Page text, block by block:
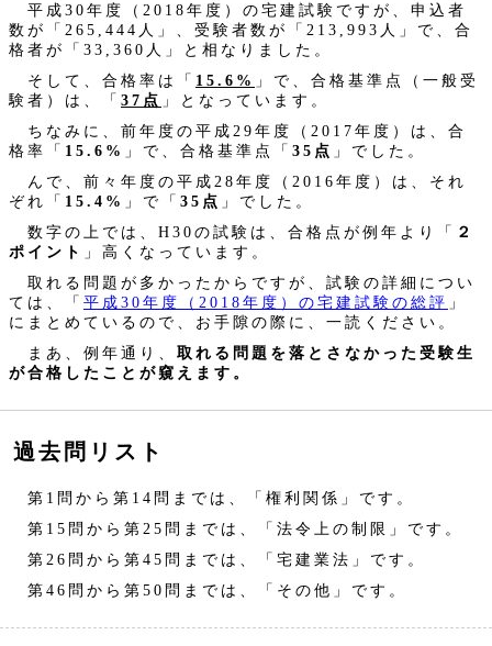
平成30年度（2018年度）の宅建試験ですが、申込者
数が「265,444人」、受験者数が「213,993人」で、合
格者が「33,360人」と相なりました。
そして、合格率は「 15.6% 」で、合格基準点（一般受
験者）は、「 37点 」となっています。
ちなみに、前年度の平成29年度（2017年度）は、合
格率「 15.6% 」で、合格基準点「 35点 」でした。
んで、前々年度の平成28年度（2016年度）は、それ
ぞれ「 15.4% 」で「 35点 」でした。
数字の上では、H30の試験は、合格点が例年より「 ２
ポイント
」高くなっています。
取れる問題が多かったからですが、試験の詳細につい
ては、「 平成30年度（2018年度）の宅建試験の総評 」
にまとめているので、お手隙の際に、一読ください。
まあ、例年通り、 取れる問題を落とさなかった受験生
が合格したことが窺えます。
過去問リスト
第1問から第14問までは、「権利関係」です。
第15問から第25問までは、「法令上の制限」です。
第26問から第45問までは、「宅建業法」です。
第46問から第50問までは、「その他」です。